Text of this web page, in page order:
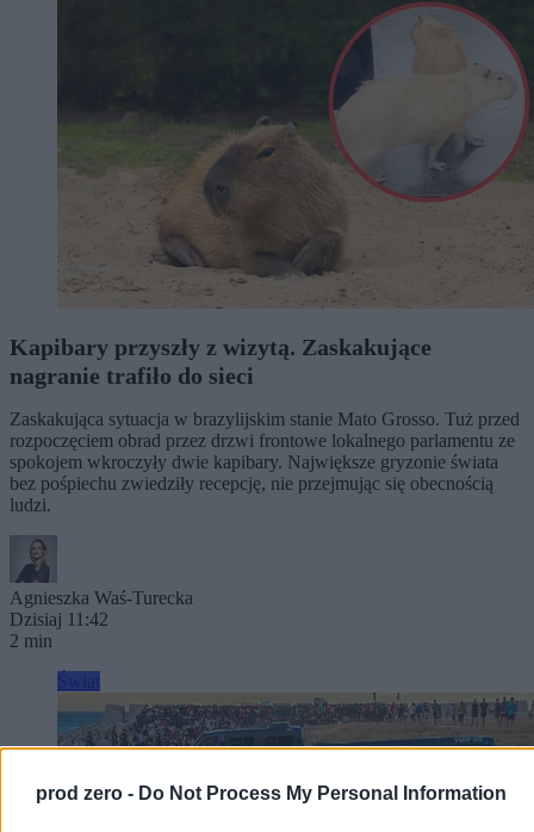
prod zero - Do Not Process My Personal Information
Kapibary przyszły z wizytą. Zaskakujące
nagranie trafiło do sieci
Zaskakująca sytuacja w brazylijskim stanie Mato Grosso. Tuż przed
rozpoczęciem obrad przez drzwi frontowe lokalnego parlamentu ze
spokojem wkroczyły dwie kapibary. Największe gryzonie świata
bez pośpiechu zwiedziły recepcję, nie przejmując się obecnością
ludzi.
Agnieszka Waś-Turecka
Dzisiaj 11:42
2 min